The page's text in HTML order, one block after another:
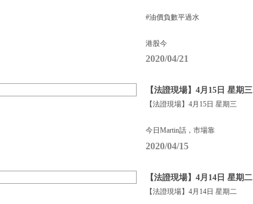
#油價負數平過水
港股今
2020/04/21
【法證現場】4月15日 星期三
【法證現場】4月15日 星期三
今日Martin話，市場靠
2020/04/15
【法證現場】4月14日 星期二
【法證現場】4月14日 星期二